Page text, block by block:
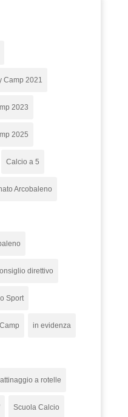
Camp 2021
2023
2025
Calcio a 5
Arcobaleno
direttivo
Sport
in evidenza
a rotelle
Scuola Calcio